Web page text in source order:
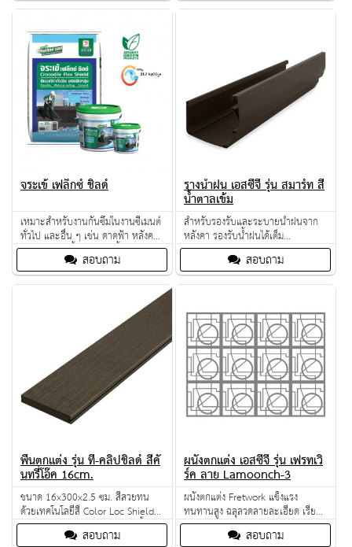
จระเข้ เฟล็กซ์ ชิลด์
เหมาะสำหรับงานกันซึมในงานซีเมนต์
ทั่วไป และอื่น ๆ เช่น ดาดฟ้า หลังคา
ระเบียง ห้องน้ำ สระว่ายน้ำ อ่างเก็บ
น้ำ แท็งค์เก็บน้ำ บ่อเลี้ยงปลา อุโมงค์
ห้องใต้ดิน วางแผ่นทางเดิน (Solar
พื้นที่ที่มีโอกาสขยับเคลื่อนไหว ทา
ก่อน ปูกระเบื้อง หรือทาทับหน้าบน
โครงสร้าง ทาทับกระเบื้องเดิมท
สอบถาม
รางน้ำฝน เอสซีจี รุ่น สมาร์ท สี
น้ำตาลเข้ม
สำหรับรองรับและระบายน้ำฝนจาก
หลังคา รองรับน้ำฝนได้เต็ม
ประสิทธิภาพด้วยดีไซน์ Splash
Guard และ Over Flow
สอบถาม
พื้นตกแต่ง รุ่น ที-คลิปชิลด์ สีคั
นทรี่โอ๊ค 16cm.
ขนาด 16x300x2.5 ซม. สีสวยทน
ด้วยเทคโนโลยีสี Color Loc Shield
พร้อมเคลือบสีจากโรงงานถึง 5 ชั้น
สอบถาม
ผนังตกแต่ง เอสซีจี รุ่น เฟรทเวิ
ร์ค ลาย Lamoonch-3
ผนังตกแต่ง Fretwork แข็งแรง
ทนทานสูง ฉลุลวดลายละเอียด เรียบ
เนียน ด้วยเทคนิค Water Jet
สอบถาม